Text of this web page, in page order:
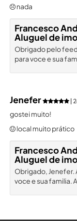
nada
Francesco
Aluguel de
Obrigado pelo
para voce e sua
Jenefer |
gostei muito!
local muito prático
Francesco
Aluguel de
Obrigado, Jenefer.
voce e sua familia.